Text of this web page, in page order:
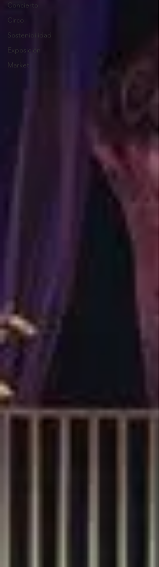
Concierto
Circo
Sostenibilidad
Exposición
Market